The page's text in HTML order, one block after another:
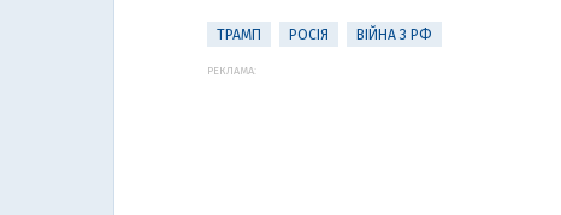
ТРАМП РОСІЯ ВІЙНА З РФ
РЕКЛАМА: